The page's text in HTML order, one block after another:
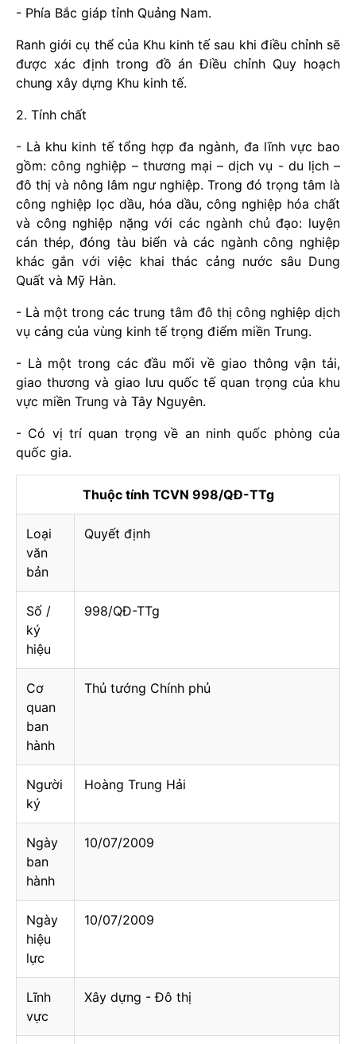
- Phía Bắc giáp tỉnh Quảng Nam.
Ranh giới cụ thể của Khu kinh tế sau khi điều chỉnh sẽ
được xác định trong đồ án Điều chỉnh Quy hoạch
chung xây dựng Khu kinh tế.
2. Tính chất
- Là khu kinh tế tổng hợp đa ngành, đa lĩnh vực bao
gồm: công nghiệp – thương mại – dịch vụ - du lịch –
đô thị và nông lâm ngư nghiệp. Trong đó trọng tâm là
công nghiệp lọc dầu, hóa dầu, công nghiệp hóa chất
và công nghiệp nặng với các ngành chủ đạo: luyện
cán thép, đóng tàu biển và các ngành công nghiệp
khác gắn với việc khai thác cảng nước sâu Dung
Quất và Mỹ Hàn.
- Là một trong các trung tâm đô thị công nghiệp dịch
vụ cảng của vùng kinh tế trọng điểm miền Trung.
- Là một trong các đầu mối về giao thông vận tải,
giao thương và giao lưu quốc tế quan trọng của khu
vực miền Trung và Tây Nguyên.
- Có vị trí quan trọng về an ninh quốc phòng của
quốc gia.
Thuộc tính TCVN 998/QĐ-TTg
Loại
văn
bản
Quyết định
Số /
ký
hiệu
998/QĐ-TTg
Cơ
quan
ban
hành
Thủ tướng Chính phủ
Người
ký
Hoàng Trung Hải
Ngày
ban
hành
10/07/2009
Ngày
hiệu
lực
10/07/2009
Lĩnh
vực
Xây dựng - Đô thị